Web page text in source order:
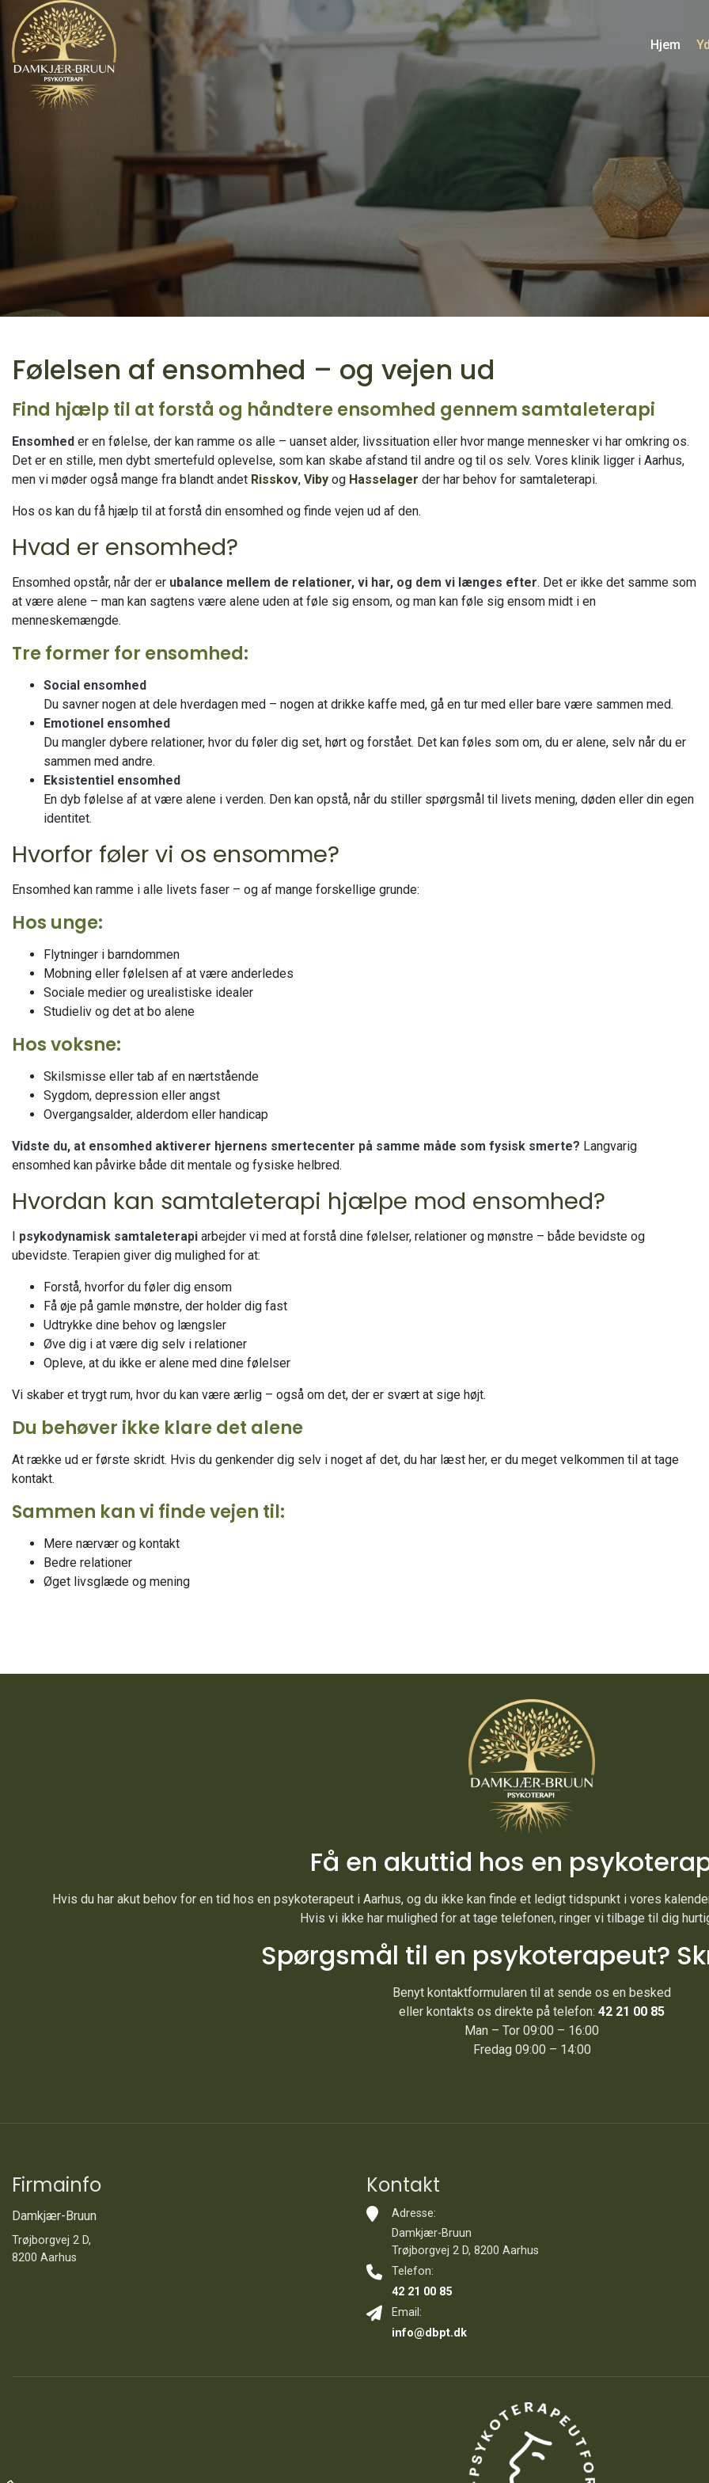
hovedindhold
Hjem
Følelsen af ensomhed – og vejen ud
Find hjælp til at forstå og håndtere ensomhed gennem samtaleterapi
Ensomhed er en følelse, der kan ramme os alle – uanset alder, livssituation eller hvor mange mennesker vi har omkring os.
Det er en stille, men dybt smertefuld oplevelse, som kan skabe afstand til andre og til os selv. Vores klinik ligger i Aarhus,
men vi møder også mange fra blandt andet Risskov, Viby og Hasselager der har behov for samtaleterapi.
Hos os kan du få hjælp til at forstå din ensomhed og finde vejen ud af den.
Hvad er ensomhed?
Ensomhed opstår, når der er ubalance mellem de relationer, vi har, og dem vi længes efter. Det er ikke det samme som
at være alene – man kan sagtens være alene uden at føle sig ensom, og man kan føle sig ensom midt i en
menneskemængde.
Tre former for ensomhed:
Social ensomhed
Du savner nogen at dele hverdagen med – nogen at drikke kaffe med, gå en tur med eller bare være sammen med.
Emotionel ensomhed
Du mangler dybere relationer, hvor du føler dig set, hørt og forstået. Det kan føles som om, du er alene, selv når du er
sammen med andre.
Eksistentiel ensomhed
En dyb følelse af at være alene i verden. Den kan opstå, når du stiller spørgsmål til livets mening, døden eller din egen
identitet.
Hvorfor føler vi os ensomme?
Ensomhed kan ramme i alle livets faser – og af mange forskellige grunde:
Hos unge:
Flytninger i barndommen
Mobning eller følelsen af at være anderledes
Sociale medier og urealistiske idealer
Studieliv og det at bo alene
Hos voksne:
Skilsmisse eller tab af en nærtstående
Sygdom, depression eller angst
Overgangsalder, alderdom eller handicap
Vidste du, at ensomhed aktiverer hjernens smertecenter på samme måde som fysisk smerte? Langvarig
ensomhed kan påvirke både dit mentale og fysiske helbred.
Hvordan kan samtaleterapi hjælpe mod ensomhed?
I psykodynamisk samtaleterapi arbejder vi med at forstå dine følelser, relationer og mønstre – både bevidste og
ubevidste. Terapien giver dig mulighed for at:
Forstå, hvorfor du føler dig ensom
Få øje på gamle mønstre, der holder dig fast
Udtrykke dine behov og længsler
Øve dig i at være dig selv i relationer
Opleve, at du ikke er alene med dine følelser
Vi skaber et trygt rum, hvor du kan være ærlig – også om det, der er svært at sige højt.
Du behøver ikke klare det alene
At række ud er første skridt. Hvis du genkender dig selv i noget af det, du har læst her, er du meget velkommen til at tage
kontakt.
Sammen kan vi finde vejen til:
Mere nærvær og kontakt
Bedre relationer
Øget livsglæde og mening
Få en akuttid hos en
Hvis du har akut behov for en tid hos en psykoterapeut i Aarhus, og du ikke kan finde et ledigt tidspunkt i vores
Hvis vi ikke har mulighed for at tage telefonen, ringer vi tilbage til dig
Spørgsmål til en psykoterapeut?
Benyt kontaktformularen til at sende os en besked
eller kontakts os direkte på telefon: 42 21 00 85
Man – Tor 09:00 – 16:00
Fredag 09:00 – 14:00
Firmainfo
Damkjær-Bruun
Trøjborgvej 2 D,
8200 Aarhus
Kontakt
Adresse:
Damkjær-Bruun
Trøjborgvej 2 D, 8200 Aarhus
Telefon:
42 21 00 85
Email:
info@dbpt.dk